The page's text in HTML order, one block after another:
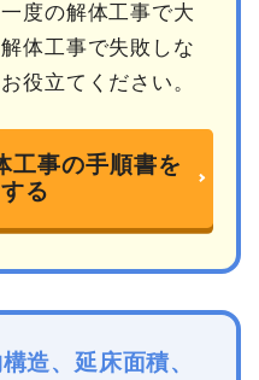
度の解体工事で大
体工事で失敗しな
役立てください。
工事の手順書を
る
造、延床面積、